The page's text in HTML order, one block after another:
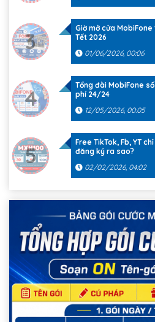
3
Giờ mở cửa
Tết 2026
01/06/2026, 00:06
4
Tổng đài MobiFone
phí 24/24
12/05/2026, 00:05
5
Free TikTok, Fb, YT
đăng ký ra sao?
02/02/2026, 04:02